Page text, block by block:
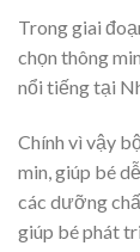
Trong giai
chọn thông
nổi tiếng tại
Chính vì vậy
min, giúp bé
các dưỡng
giúp bé phát